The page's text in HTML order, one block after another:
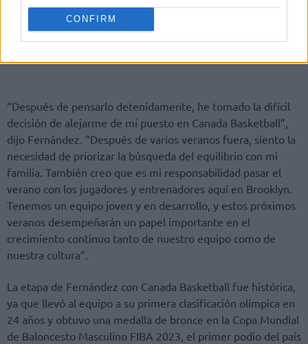
CONFIRM
“Después de pensarlo detenidamente, he tomado la difícil
decisión de alejarme de mi puesto en Canada Basketball”,
dijo Fernández. “Después de varios veranos fuera, siento la
necesidad de priorizar la búsqueda del equilibrio con mi
familia. También creo que es mi responsabilidad pasar el
verano con los jugadores y entrenadores aquí en Brooklyn.
Tenemos un equipo joven y en desarrollo, y estos próximos
veranos desempeñarán un papel importante en el
crecimiento continuo tanto de nuestro equipo como de
nuestra cultura”.
La etapa de Fernández con Canada Basketball fue histórica,
ya que llevó al equipo a su primera clasificación olímpica en
24 años y obtuvo una medalla de bronce en la Copa Mundial
de Baloncesto Masculino FIBA ​​2023, el primer podio del país